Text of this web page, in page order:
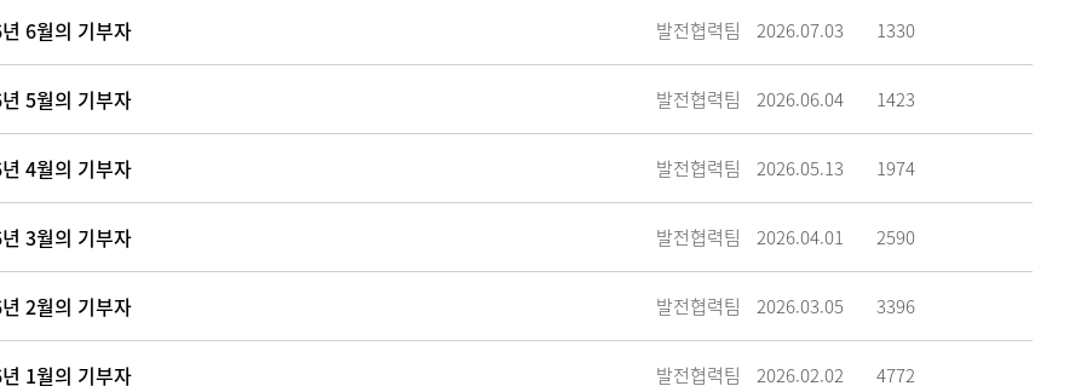
6월의 기부자 발전협력팀 2026.07.03 1330
5월의 기부자 발전협력팀 2026.06.04 1423
4월의 기부자 발전협력팀 2026.05.13 1974
3월의 기부자 발전협력팀 2026.04.01 2590
2월의 기부자 발전협력팀 2026.03.05 3396
1월의 기부자 발전협력팀 2026.02.02 4772